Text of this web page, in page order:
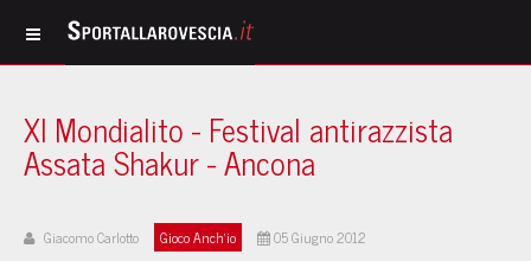
XI Mondialito - Festival antirazzista
Assata Shakur - Ancona
Giacomo Carlotto Gioco Anch'io 05 Giugno 2012